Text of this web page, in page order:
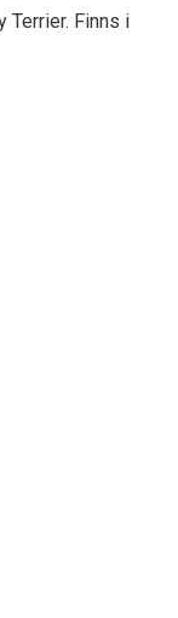
Terrier. Finns i